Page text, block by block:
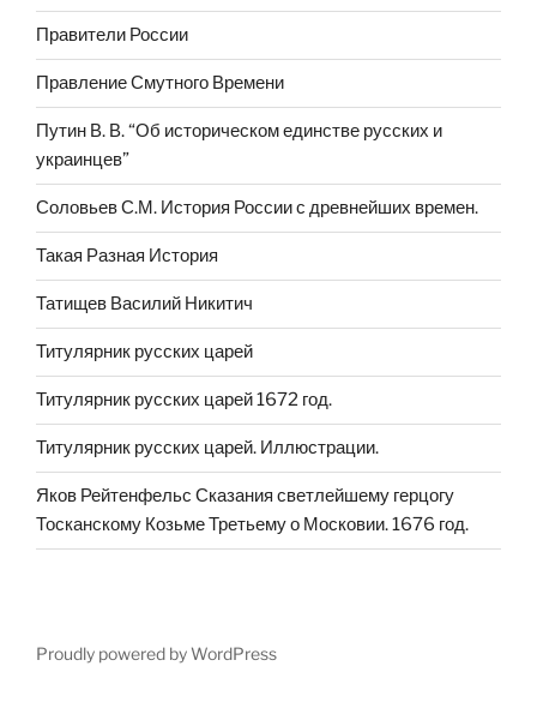
Правители России
Правление Смутного Времени
Путин В. В. “Об историческом единстве русских и
украинцев”
Соловьев С.М. История России с древнейших времен.
Такая Разная История
Татищев Василий Никитич
Титулярник русских царей
Титулярник русских царей 1672 год.
Титулярник русских царей. Иллюстрации.
Яков Рейтенфельс Сказания светлейшему герцогу
Тосканскому Козьме Третьему о Московии. 1676 год.
Proudly powered by WordPress